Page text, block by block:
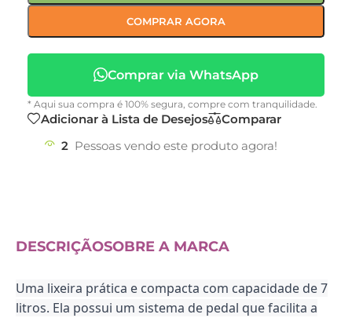
COMPRAR AGORA
Comprar via WhatsApp
* Aqui sua compra é 100% segura, compre com tranquilidade.
Adicionar à Lista de Desejos
Comparar
2 Pessoas vendo este produto agora!
DESCRIÇÃOSOBRE A MARCA
Uma lixeira prática e compacta com capacidade de 7
litros. Ela possui um sistema de pedal que facilita a